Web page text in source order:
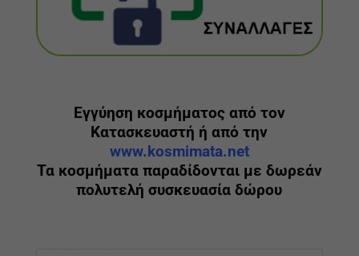
Εγγύηση κοσμήματος από τον
Κατασκευαστή ή από την
www.kosmimata.net
Τα κοσμήματα παραδίδονται με δωρεάν
πολυτελή συσκευασία δώρου